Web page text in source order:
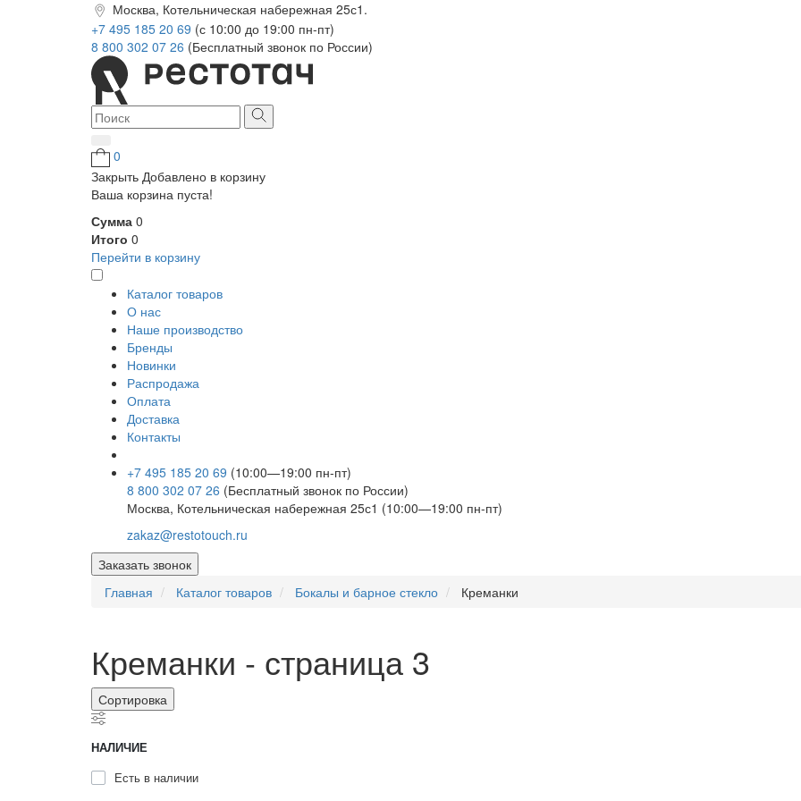
Москва, Котельническая набережная 25с1.
+7 495 185 20 69 (с 10:00 до 19:00 пн-пт)
8 800 302 07 26 (Бесплатный звонок по России)
0
Закрыть Добавлено в корзину
Ваша корзина пуста!
Сумма 0
Итого 0
Перейти в корзину
Каталог товаров
О нас
Наше производство
Бренды
Новинки
Распродажа
Оплата
Доставка
Контакты
+7 495 185 20 69 (10:00—19:00 пн-пт)
8 800 302 07 26 (Бесплатный звонок по России)
Москва, Котельническая набережная 25с1 (10:00—19:00 пн-пт)
zakaz@restotouch.ru
Заказать звонок
Главная
Каталог товаров Бокалы и барное стекло Креманки
Креманки - страница 3
Сортировка
НАЛИЧИЕ
Есть в наличии